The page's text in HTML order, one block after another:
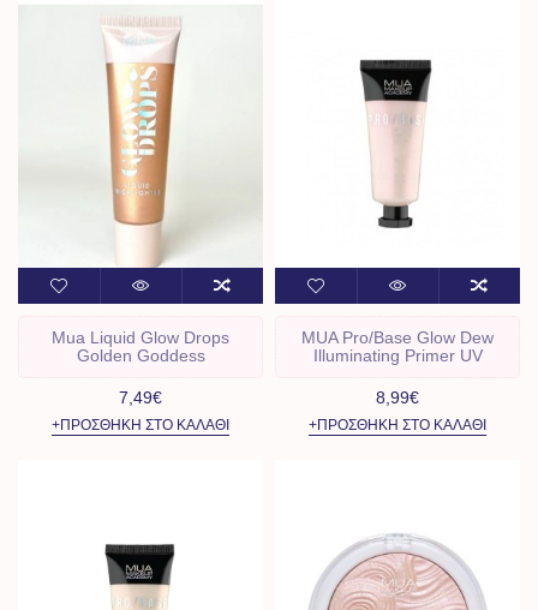
Mua Liquid Glow Drops
Golden Goddess
7,49€
+ΠΡΟΣΘΉΚΗ ΣΤΟ ΚΑΛΆΘΙ
MUA Pro/Base Glow Dew
Illuminating Primer UV
8,99€
+ΠΡΟΣΘΉΚΗ ΣΤΟ ΚΑΛΆΘΙ